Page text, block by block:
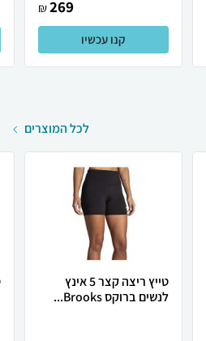
269
₪
קנו עכשיו
לכל המוצרים
טייץ ריצה קצר 5 אינץ
לנשים ברוקס Brooks...